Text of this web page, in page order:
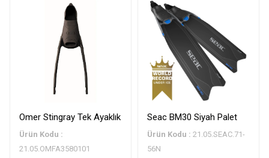
Omer Stingray Tek Ayaklık
Ürün Kodu :
21.05.OMFA3580101
Seac BM30 Siyah Palet
Ürün Kodu : 21.05.SEAC.71-
56N